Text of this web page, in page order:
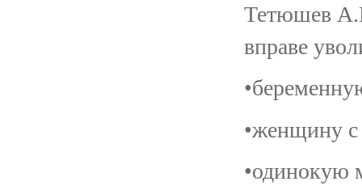
Тетюшев
вправе
•женщину с
•одинокую